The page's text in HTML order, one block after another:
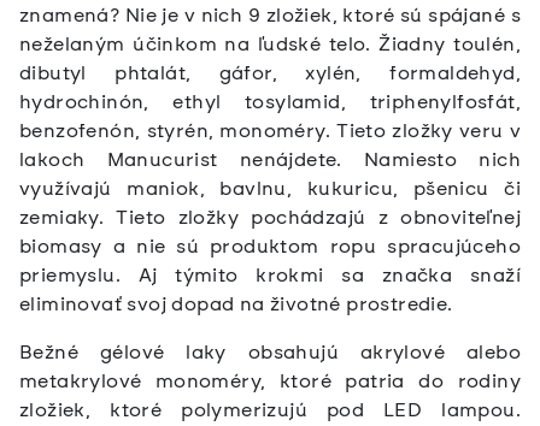
znamená? Nie je v nich 9 zložiek, ktoré sú spájané s
neželaným účinkom na ľudské telo. Žiadny toulén,
dibutyl phtalát, gáfor, xylén, formaldehyd,
hydrochinón, ethyl tosylamid, triphenylfosfát,
benzofenón, styrén, monoméry. Tieto zložky veru v
lakoch Manucurist nenájdete. Namiesto nich
využívajú maniok, bavlnu, kukuricu, pšenicu či
zemiaky. Tieto zložky pochádzajú z obnoviteľnej
biomasy a nie sú produktom ropu spracujúceho
priemyslu. Aj týmito krokmi sa značka snaží
eliminovať svoj dopad na životné prostredie.
Bežné gélové laky obsahujú akrylové alebo
metakrylové monoméry, ktoré patria do rodiny
zložiek, ktoré polymerizujú pod LED lampou.